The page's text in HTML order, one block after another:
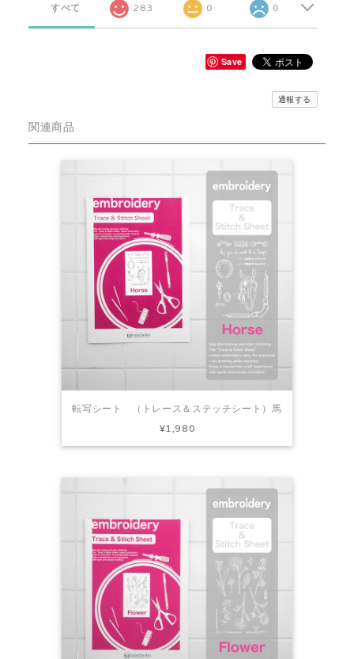
すべて 283 0 0
Save
通報する
関連商品
転写シート （トレース＆ステッチシート）馬
¥1,980